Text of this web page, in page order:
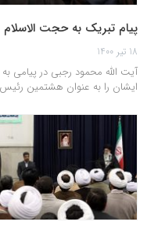
پیام تبریک به حجت
18 تیر 1400
آیت الله محمود رجبی در پیامی
ایشان را به عنوان هشتمین